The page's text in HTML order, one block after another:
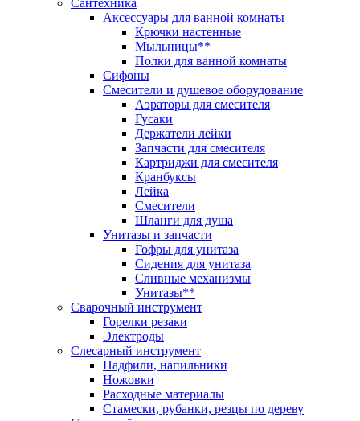
Сантехника
Аксессуары для ванной комнаты
Крючки настенные
Мыльницы**
Полки для ванной комнаты
Сифоны
Смесители и душевое оборудование
Аэраторы для смесителя
Гусаки
Держатели лейки
Запчасти для смесителя
Картриджи для смесителя
Кранбуксы
Лейка
Смесители
Шланги для душа
Унитазы и запчасти
Гофры для унитаза
Сидения для унитаза
Сливные механизмы
Унитазы**
Сварочный инструмент
Горелки резаки
Электроды
Слесарный инструмент
Надфили, напильники
Ножовки
Расходные материалы
Стамески, рубанки, резцы по дереву